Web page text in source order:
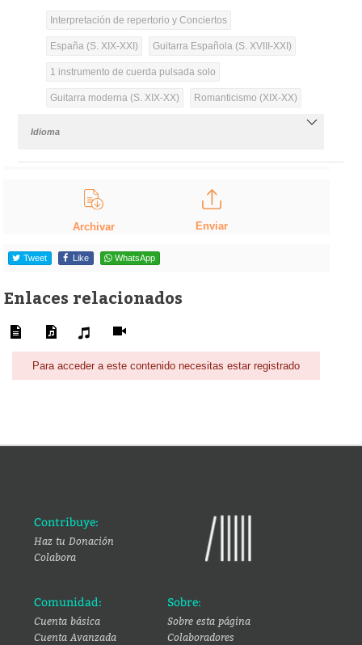
Interpretación de repertorio y Conciertos
España (S. XIX-XXI) Guitarra Española (S. XVIII-XXI)
1 instrumento de cuerda pulsada solo
Guitarra moderna (S. XIX-XX) Romanticismo (XIX-XX)
Idioma
Archivar Enviar
Tweet Like WhatsApp
Enlaces relacionados
Para acceder a este contenido necesitas estar registrado
Contribuye:
Haz tu Donación
Colabora
Comunidad:
Cuenta básica
Cuenta Avanzada
Sobre:
Sobre esta página
Colaboradores